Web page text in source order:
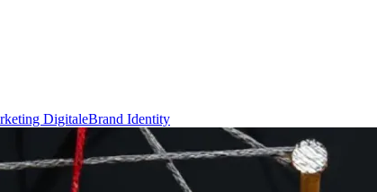
DigitaleBrand Identity